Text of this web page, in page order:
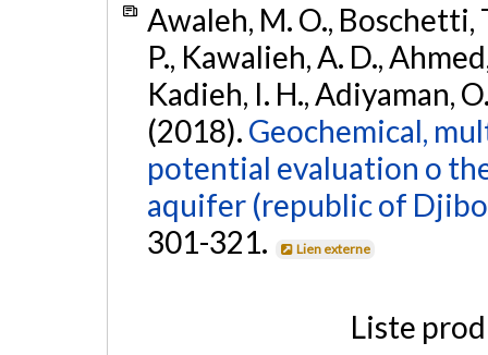
Awaleh, M. O., Boschetti,
P., Kawalieh, A. D.,
Kadieh, I. H., Adiyaman,
(2018). Geochemical,
potential evaluation o
aquifer (republic of
301-321.
Lien externe
Liste